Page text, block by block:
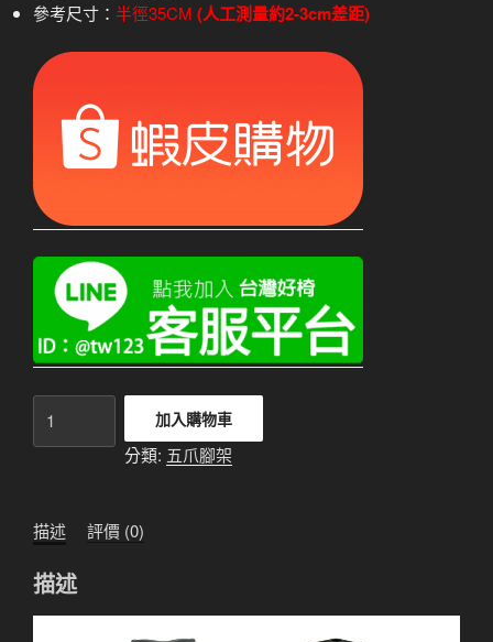
參考尺寸： 半徑35CM (人工測量約2-3cm差距)
腳
架
35CM
數
加入購物車
分類: 五爪腳架
描述 評價 (0)
描述